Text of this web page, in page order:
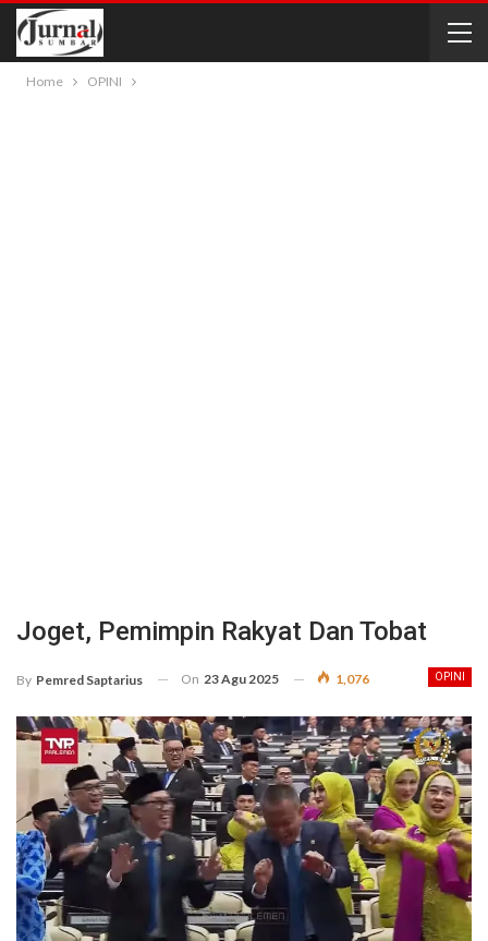
Home OPINI
Joget, Pemimpin Rakyat Dan Tobat
OPINI
By Pemred Saptarius On 23 Agu 2025 1,076